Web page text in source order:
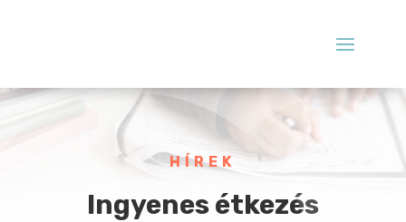
HÍREK
Ingyenes étkezés